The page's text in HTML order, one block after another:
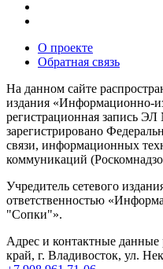
О проекте
Обратная связь
На данном сайте
издания «Информационно-
регистрационная запись
зарегистрировано
связи, информационных
коммуникаций
Учредитель сетевого
ответственностью
"Сопки"».
Адрес и контактные
край, г. Владивосток, ул.